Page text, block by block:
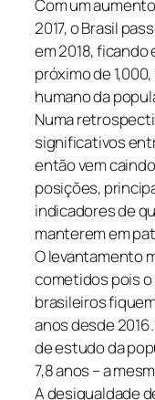
Com um
2017, o Brasil
em 2018, ficando
próximo de
humano da
Numa
significativos
então vem
posições,
indicadores de
manterem em
O levantamento
cometidos pois
brasileiros
anos desde
de estudo da
7,8 anos – a
A desigualdade